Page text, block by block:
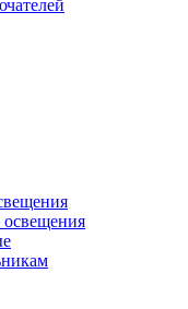
освещения